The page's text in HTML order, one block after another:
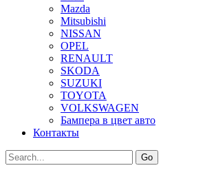
Mazda
Mitsubishi
NISSAN
OPEL
RENAULT
SKODA
SUZUKI
TOYOTA
VOLKSWAGEN
Бампера в цвет авто
Контакты